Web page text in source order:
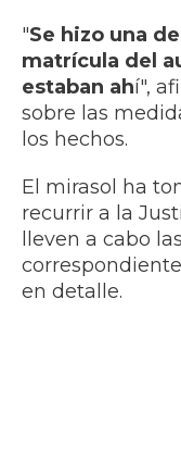
"Se hizo una
matrícula del
estaban ahí",
sobre las
los hechos.
El mirasol ha
recurrir a la
lleven a cabo
en detalle.